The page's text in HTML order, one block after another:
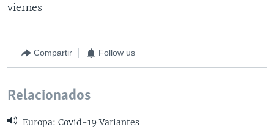
viernes
Compartir Follow us
Relacionados
Europa: Covid-19 Variantes